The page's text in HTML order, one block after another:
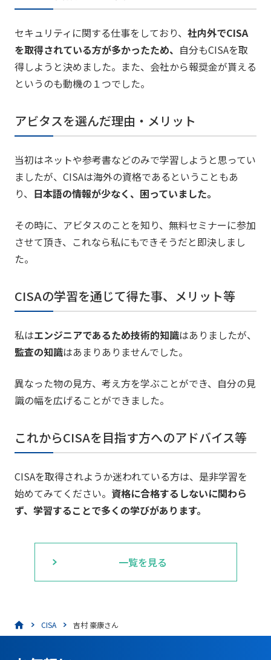
セキュリティに関する仕事をしており、 社内外でCISA
を取得されている方が多かったため、 自分もCISAを取
得しようと決めました。また、会社から報奨金が貰える
というのも動機の１つでした。
アビタスを選んだ理由・メリット
当初はネットや参考書などのみで学習しようと思ってい
ましたが、CISAは海外の資格であるということもあ
り、 日本語の情報が少なく、困っていました。
その時に、アビタスのことを知り、無料セミナーに参加
させて頂き、これなら私にもできそうだと即決しまし
た。
CISAの学習を通じて得た事、メリット等
私はエンジニアであるため技術的知識はありましたが、
監査の知識はあまりありませんでした。
異なった物の見方、考え方を学ぶことができ、自分の見
識の幅を広げることができました。
これからCISAを目指す方へのアドバイス等
CISAを取得されようか迷われている方は、是非学習を
始めてみてください。 資格に合格するしないに関わら
ず、学習することで多くの学びがあります。
一覧を見る
CISA 吉村 豪康さん